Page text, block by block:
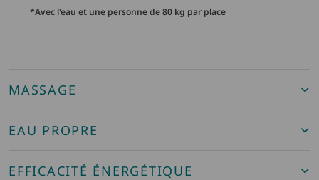
*Avec l'eau et une personne de 80 kg par place
MASSAGE
EAU PROPRE
EFFICACITÉ ÉNERGÉTIQUE